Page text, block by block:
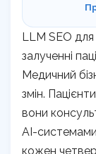
LLM SEO
залученні
Медичний
змін.
вони
AI-
кожен